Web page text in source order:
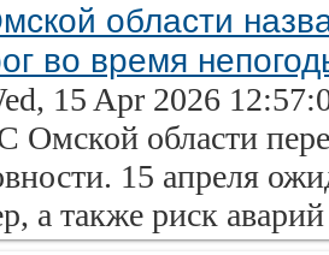
области
во время
15 Apr 2026
Омской области
15 апреля
а также риск